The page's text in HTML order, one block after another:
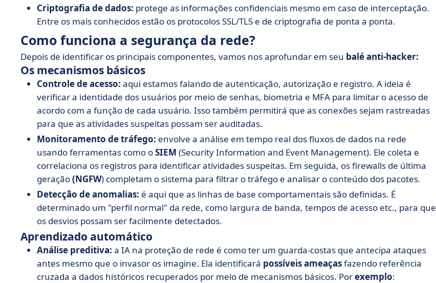
Criptografia de dados: protege as informações confidenciais mesmo em caso de interceptação.
Entre os mais conhecidos estão os protocolos SSL/TLS e de criptografia de ponta a ponta.
Como funciona a segurança da rede?
Depois de identificar os principais componentes, vamos nos aprofundar em seu balé anti-hacker:
Os mecanismos básicos
Controle de acesso: aqui estamos falando de autenticação, autorização e registro. A ideia é
verificar a identidade dos usuários por meio de senhas, biometria e MFA para limitar o acesso de
acordo com a função de cada usuário. Isso também permitirá que as conexões sejam rastreadas
para que as atividades suspeitas possam ser auditadas.
Monitoramento de tráfego: envolve a análise em tempo real dos fluxos de dados na rede
usando ferramentas como oSIEM (Security Information and Event Management). Ele coleta e
correlaciona os registros para identificar atividades suspeitas. Em seguida, os firewalls de última
geração(NGFW) completam o sistema para filtrar o tráfego e analisar o conteúdo dos pacotes.
Detecção de anomalias: é aqui que as linhas de base comportamentais são definidas. É
determinado um "perfil normal" da rede, como largura de banda, tempos de acesso etc., para que
os desvios possam ser facilmente detectados.
Aprendizado automático
Análise preditiva: a IA na proteção de rede é como ter um guarda-costas que antecipa ataques
antes mesmo que o invasor os imagine. Ela identificará possíveis ameaçasfazendo referência
cruzada a dados históricos recuperados por meio de mecanismos básicos. Porexemplo: